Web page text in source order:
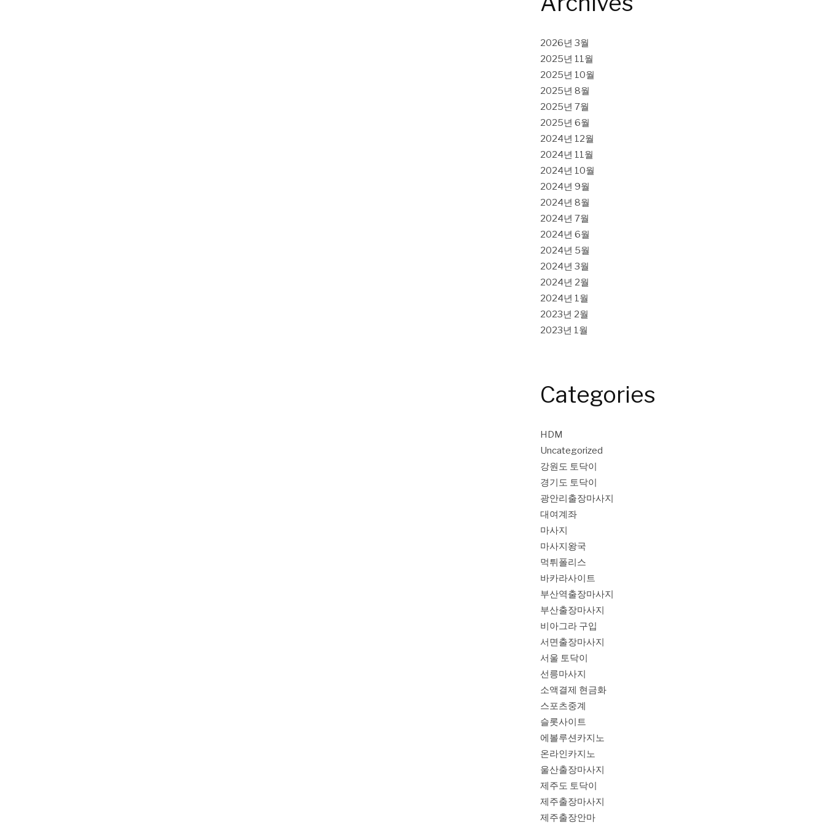
2026년 3월
2025년 11월
2025년 10월
2025년 8월
2025년 7월
2025년 6월
2024년 12월
2024년 11월
2024년 10월
2024년 9월
2024년 8월
2024년 7월
2024년 6월
2024년 5월
2024년 3월
2024년 2월
2024년 1월
2023년 2월
2023년 1월
Categories
HDM
Uncategorized
강원도 토닥이
경기도 토닥이
광안리출장마사지
대여계좌
마사지
마사지왕국
먹튀폴리스
바카라사이트
부산역출장마사지
부산출장마사지
비아그라 구입
서면출장마사지
서울 토닥이
선릉마사지
소액결제 현금화
스포츠중계
슬롯사이트
에볼루션카지노
온라인카지노
울산출장마사지
제주도 토닥이
제주출장마사지
제주출장안마